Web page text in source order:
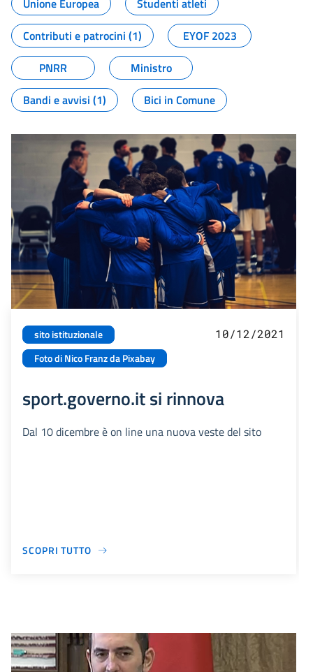
Unione Europea
Studenti atleti
Contributi e patrocini (1)
EYOF 2023
PNRR
Ministro
Bandi e avvisi (1)
Bici in Comune
sito istituzionale
Foto di Nico Franz da Pixabay
10/12/2021
sport.governo.it si rinnova
Dal 10 dicembre è on line una nuova veste del sito
SCOPRI TUTTO